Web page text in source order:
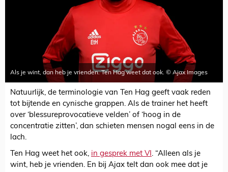
Als je wint, dan heb je vrienden. Ten Hag weet dat ook. © Ajax Images
Natuurlijk, de terminologie van Ten Hag geeft vaak reden
tot bijtende en cynische grappen. Als de trainer het heeft
over ‘blessureprovocatieve velden’ of ‘hoog in de
concentratie zitten’, dan schieten mensen nogal eens in de
lach.
Ten Hag weet het ook, in gesprek met VI. “Alleen als je
wint, heb je vrienden. En bij Ajax telt dan ook mee dat je